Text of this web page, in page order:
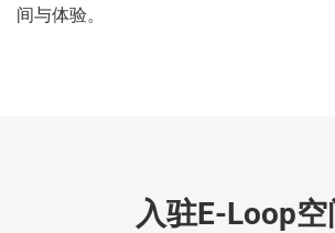
间与体验。
入驻E-Loop空